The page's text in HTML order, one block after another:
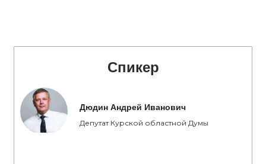
Спикер
Дюдин Андрей Иванович
Депутат Курской областной Думы